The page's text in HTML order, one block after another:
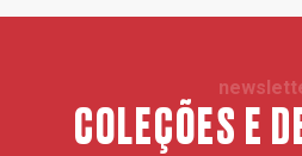
COLEÇÕES E